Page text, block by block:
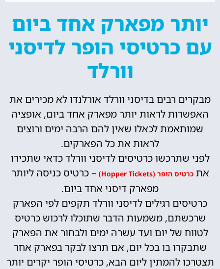
יותר מפארק אחד ביום
עם כרטיסי הופר לדיסני
וורלד
מבקרים רבים בדיסני וורלד אורלנדו לא מכירים את
האפשרות לראות יותר מפארק אחד ביום, אופציה
שמותאמת לכאלו שאין להם הרבה ימים ורוצים
לראות את כל הפארקים.
לפני שתרכשו כרטיסים לדיסני וורלד כדאי שתכירו
אתכרטיס הופר (Hopper Tickets)
– כרטיס כניסה ליותר
מפארק דיסני אחד ביום.
כרטיסים רגילים לדיסני וורלד תקפים לפי הפארק
שרכשתם, משמעות הדבר שתוכלו לרכוש כרטיס
לטווח של יום ועד עשרה ימים ולבחור את הפארק
שתבקרו בו בכל יום, אם תרצו לבקר בפארק אחר
תצטרכו להמתין ליום הבא, כרטיסי הופר יקרים יותר